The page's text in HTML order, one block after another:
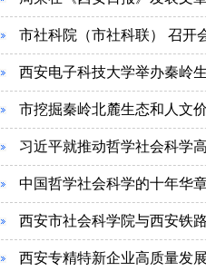
市社科院（市社科联） 召开
西安电子科技大学举办秦岭
市挖掘秦岭北麓生态和人文
习近平就推动哲学社会科学
中国哲学社会科学的十年华
西安市社会科学院与西安铁
西安专精特新企业高质量发